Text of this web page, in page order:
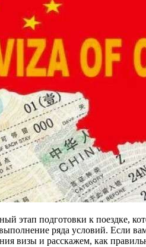
ряда условий. Если
визы и расскажем, как